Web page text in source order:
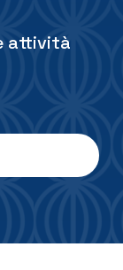
attività